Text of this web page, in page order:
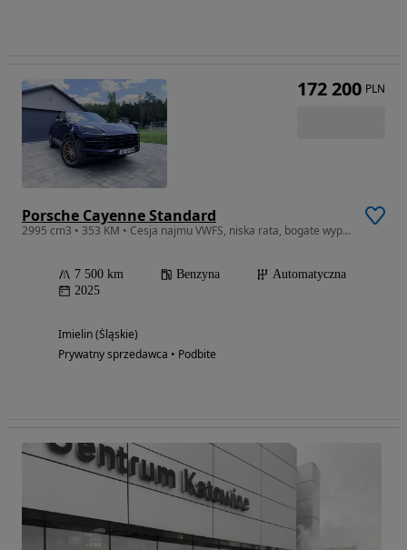
Porsche Cayenne Standard
2995 cm3 • 353 KM • Cesja najmu VWFS, niska rata, bogate wyposażenie, folia PPF
7 500 km Benzyna
Automatyczna
2025
Imielin (Śląskie)
Prywatny sprzedawca • Podbite
172 200 PLN